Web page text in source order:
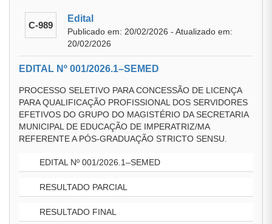
C-989
Edital
Publicado em: 20/02/2026 - Atualizado em:
20/02/2026
EDITAL Nº 001/2026.1–SEMED
PROCESSO SELETIVO PARA CONCESSÃO DE LICENÇA
PARA QUALIFICAÇÃO PROFISSIONAL DOS SERVIDORES
EFETIVOS DO GRUPO DO MAGISTÉRIO DA SECRETARIA
MUNICIPAL DE EDUCAÇÃO DE IMPERATRIZ/MA
REFERENTE A PÓS-GRADUAÇÃO STRICTO SENSU.
EDITAL Nº 001/2026.1–SEMED
RESULTADO PARCIAL
RESULTADO FINAL